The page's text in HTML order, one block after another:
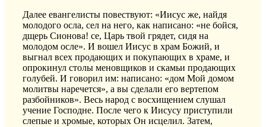
Далее евангелисты повествуют: «Иисус же, найдя
молодого осла, сел на него, как написано: «не бойся,
дщерь Сионова! се, Царь твой грядет, сидя на
молодом осле». И вошел Иисус в храм Божий, и
выгнал всех продающих и покупающих в храме, и
опрокинул столы меновщиков и скамьи продающих
голубей. И говорил им: написано: «дом Мой домом
молитвы наречется», а вы сделали его вертепом
разбойников». Весь народ с восхищением слушал
учение Господне. После чего к Иисусу приступили
слепые и хромые, которых Он исцелил. Затем,